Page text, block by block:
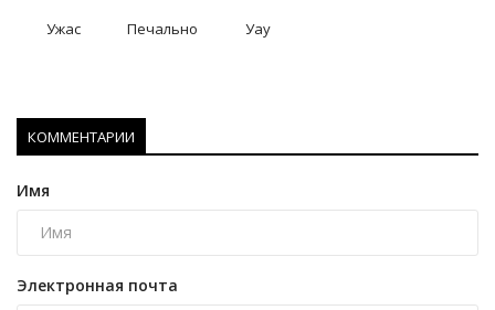
Ужас Печально Уау
КОММЕНТАРИИ
Имя
Электронная почта